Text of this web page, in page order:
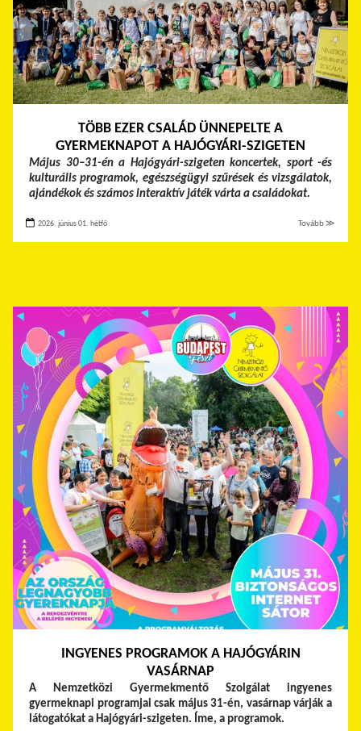
TÖBB EZER CSALÁD ÜNNEPELTE A
GYERMEKNAPOT A HAJÓGYÁRI-SZIGETEN
Május 30–31-én a Hajógyári-szigeten koncertek, sport -és
kulturális programok, egészségügyi szűrések és vizsgálatok,
ajándékok és számos interaktív játék várta a családokat.
2026. június 01. hétfő Tovább ≫
INGYENES PROGRAMOK A HAJÓGYÁRIN
VASÁRNAP
A Nemzetközi Gyermekmentő Szolgálat ingyenes
gyermeknapi programjai csak május 31-én, vasárnap várják a
látogatókat a Hajógyári-szigeten. Íme, a programok.